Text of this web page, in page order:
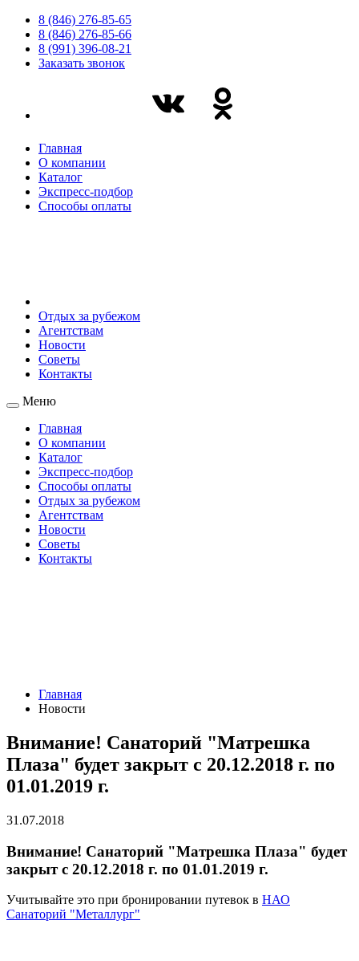
8 (846) 276-85-65
8 (846) 276-85-66
8 (991) 396-08-21
Заказать звонок
Главная
О компании
Каталог
Экспресс-подбор
Способы оплаты
Отдых за рубежом
Агентствам
Новости
Советы
Контакты
Меню
Главная
О компании
Каталог
Экспресс-подбор
Способы оплаты
Отдых за рубежом
Агентствам
Новости
Советы
Контакты
Главная
Новости
Внимание! Санаторий "Матрешка
Плаза" будет закрыт с 20.12.2018 г. по
01.01.2019 г.
31.07.2018
Внимание! Санаторий "Матрешка Плаза" будет
закрыт с 20.12.2018 г. по 01.01.2019 г.
Учитывайте это при бронировании путевок в НАО
Санаторий "Металлург"